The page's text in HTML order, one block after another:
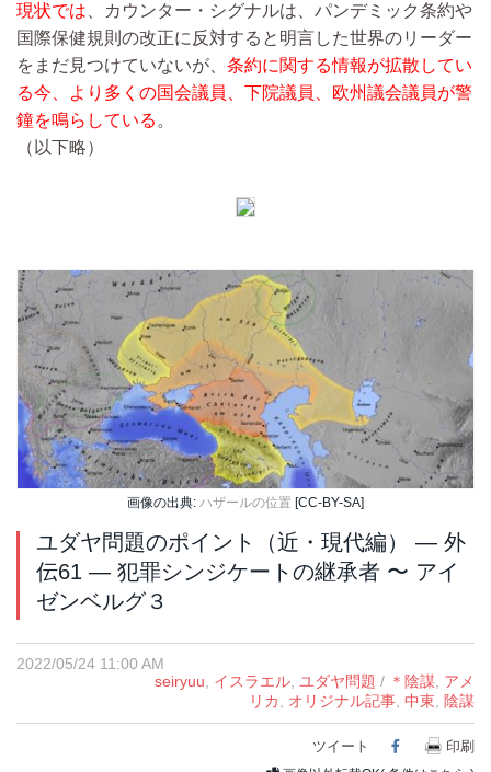
現状では 、カウンター・シグナルは、パンデミック条約や
国際保健規則の改正に反対すると明言した世界のリーダー
をまだ見つけていないが、 条約に関する情報が拡散してい
る今、より多くの国会議員、下院議員、欧州議会議員が警
鐘を鳴らしている 。
（以下略）
画像の出典: ハザールの位置 [CC-BY-SA]
ユダヤ問題のポイント（近・現代編） ― 外
伝61 ― 犯罪シンジケートの継承者 〜 アイ
ゼンベルグ３
2022/05/24 11:00 AM
seiryuu, イスラエル, ユダヤ問題 / ＊陰謀, アメ
リカ, オリジナル記事, 中東, 陰謀
ツイート Facebook
印刷